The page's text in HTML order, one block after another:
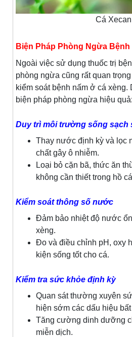
Cá Xecan
Biện Pháp Phòng Ngừa Bệnh
Ngoài việc sử dụng thuốc trị
phòng ngừa cũng rất quan
kiểm soát bệnh nấm ở cá
biện pháp phòng ngừa hiệu quả:
Duy trì môi trường sống sạch
Thay nước định kỳ và lọc
chất gây ô nhiễm.
Loại bỏ cặn bã, thức ăn
không cần thiết trong hồ
Kiểm soát thông số nước
Đảm bảo nhiệt độ nước
xèng.
Đo và điều chỉnh pH, oxy
kiện sống tốt cho cá.
Kiểm tra sức khỏe định kỳ
Quan sát thường xuyên
hiện sớm các dấu hiệu
Tăng cường dinh dưỡng
miễn dịch.